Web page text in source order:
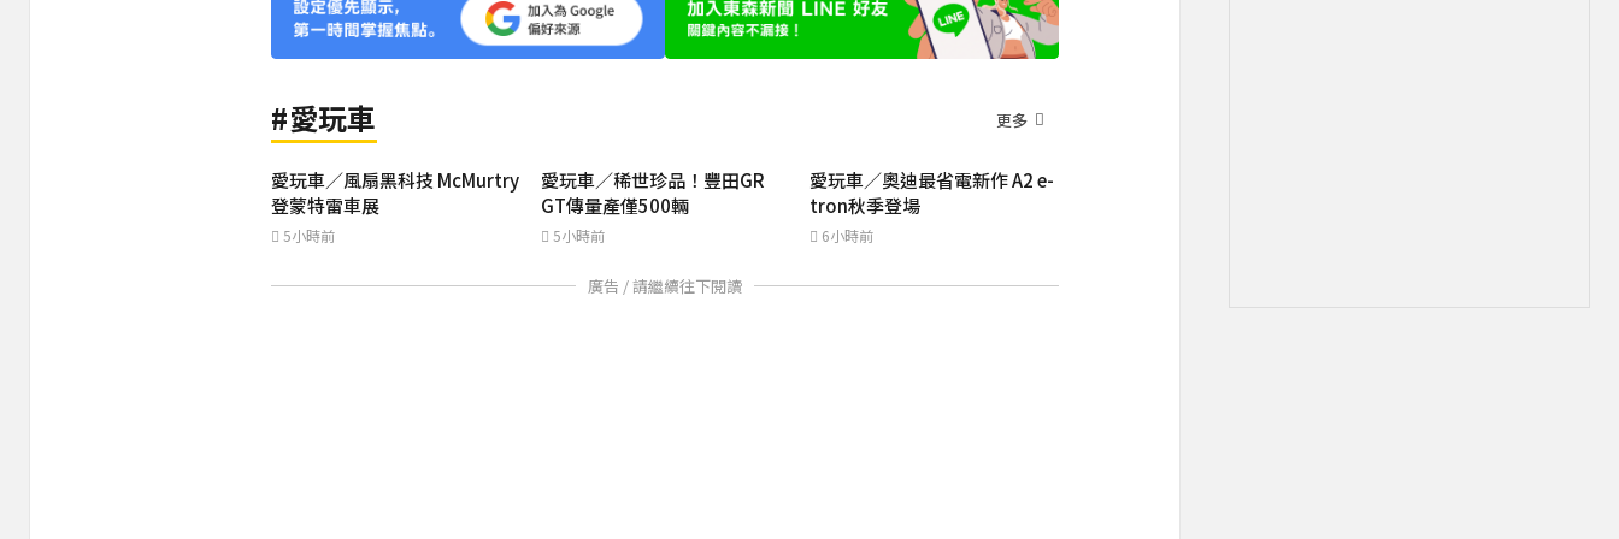
#愛玩車 更多
愛玩車／風扇黑科技 McMurtry
登蒙特雷車展
5小時前
愛玩車／稀世珍品！豐田GR
GT傳量產僅500輛
5小時前
愛玩車／奧迪最省電新作 A2 e-
tron秋季登場
6小時前
廣告 / 請繼續往下閱讀